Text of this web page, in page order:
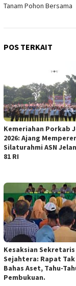
Tanam Pohon Bersama
POS TERKAIT
Kemeriahan Porkab
2026: Ajang
Silaturahmi ASN
81 RI
Kesaksian Sekretaris
Sejahtera: Rapat Tak
Bahas Aset, Tahu-
Pembukuan.